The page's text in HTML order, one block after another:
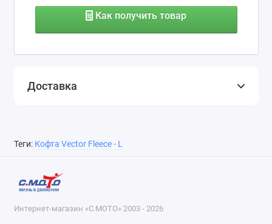
Как получить товар
Доставка
Теги: Кофта Vector Fleece - L
Интернет-магазин «С.МОТО» 2003 - 2026